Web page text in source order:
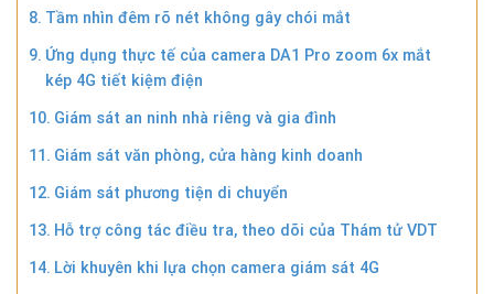
Tầm nhìn đêm rõ nét không gây chói mắt
Ứng dụng thực tế của camera DA1 Pro zoom 6x mắt
kép 4G tiết kiệm điện
Giám sát an ninh nhà riêng và gia đình
Giám sát văn phòng, cửa hàng kinh doanh
Giám sát phương tiện di chuyển
Hỗ trợ công tác điều tra, theo dõi của Thám tử VDT
Lời khuyên khi lựa chọn camera giám sát 4G